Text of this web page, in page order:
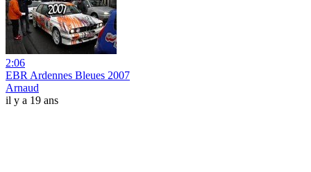
2:06
EBR Ardennes Bleues 2007
Arnaud
il y a 19 ans